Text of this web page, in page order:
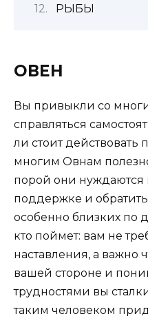
РЫБЫ
ОВЕН
Вы привыкли со
справляться
ли стоит действовать
многим Овнам
порой они нуждаются
поддержке и
особенно близких по
кто поймет: вам не
наставления, а важно
вашей стороне и
трудностями вы
таким человеком